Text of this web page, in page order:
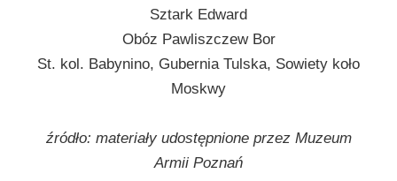
Sztark Edward
Obóz Pawliszczew Bor
St. kol. Babynino, Gubernia Tulska, Sowiety koło
Moskwy
źródło: materiały udostępnione przez Muzeum
Armii Poznań